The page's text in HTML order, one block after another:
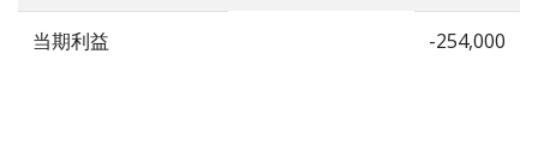
当期利益 -254,000